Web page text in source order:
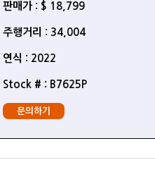
판매가 : $ 18,799
주행거리 : 34,004
연식 : 2022
Stock # : B7625P
문의하기